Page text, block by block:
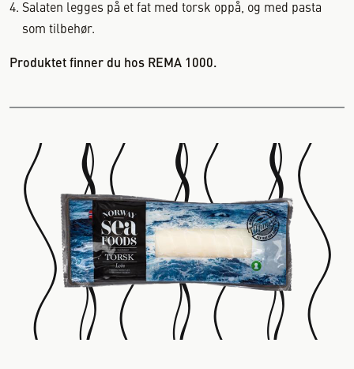
Salaten legges på et fat med torsk oppå, og med pasta
som tilbehør.
Produktet finner du hos REMA 1000.